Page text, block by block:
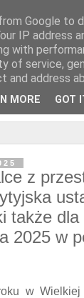
z
także dla
2025 w
w Wielkiej
Google to
IP address
with
of service,
address
MORE GOT